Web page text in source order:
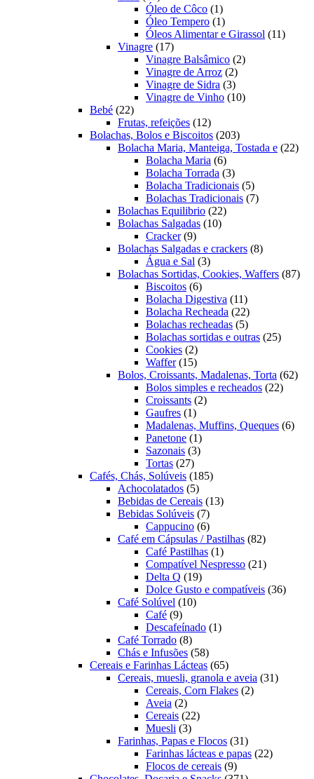
produtos
Óleo de Côco 11
produto
Óleo Tempero 11
produto
Óleos Alimentar e Girassol 1111
Vinagre 1717
produtos
Vinagre Balsâmico 22
Vinagre de Arroz 22
produtos
Vinagre de Sidra 33
produtos
Vinagre de Vinho 1010
Bebé 2222
produtos
Frutas, refeições 1212
produtos
Bolachas, Bolos e Biscoitos 203203
produtos
Bolacha Maria, Manteiga, Tostada e 2222
Bolacha Maria 66
produtos
Bolacha Torrada 33
produtos
Bolacha Tradicionais 55
produtos
Bolachas Tradicionais 77
Bolachas Equilibrio 2222
Bolachas Salgadas 1010
Cracker 99
produtos
Bolachas Salgadas e crackers 88
Água e Sal 33
produtos
Bolachas Sortidas, Cookies, Waffers 8787
Biscoitos 66
produtos
Bolacha Digestiva 1111
produtos
Bolacha Recheada 2222
produtos
Bolachas recheadas 55
produtos
Bolachas sortidas e outras 2525
Cookies 22
produtos
Waffer 1515
produtos
Bolos, Croissants, Madalenas, Torta 6262
Bolos simples e recheados 2222
Croissants 22
Gaufres 11
produto
Madalenas, Muffins, Queques 66
Panetone 11
produto
Sazonais 33
Tortas 2727
produtos
Cafés, Chás, Solúveis 185185
Achocolatados 55
produtos
Bebidas de Cereais 1313
Bebidas Solúveis 77
produtos
Cappucino 66
produtos
Café em Cápsulas / Pastilhas 8282
Café Pastilhas 11
produto
Compatível Nespresso 2121
Delta Q 1919
produtos
Dolce Gusto e compatíveis 3636
Café Solúvel 1010
Café 99
produtos
Descafeínado 11
Café Torrado 88
produtos
Chás e Infusões 5858
produtos
Cereais e Farinhas Lácteas 6565
produtos
Cereais, muesli, granola e aveia 3131
Cereais, Corn Flakes 22
Aveia 22
produtos
Cereais 2222
Muesli 33
produtos
Farinhas, Papas e Flocos 3131
produtos
Farinhas lácteas e papas 2222
Flocos de cereais 99